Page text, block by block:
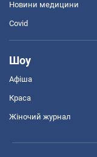
Новини медицини
Covid
Шоу
Афіша
Краса
Жіночий журнал